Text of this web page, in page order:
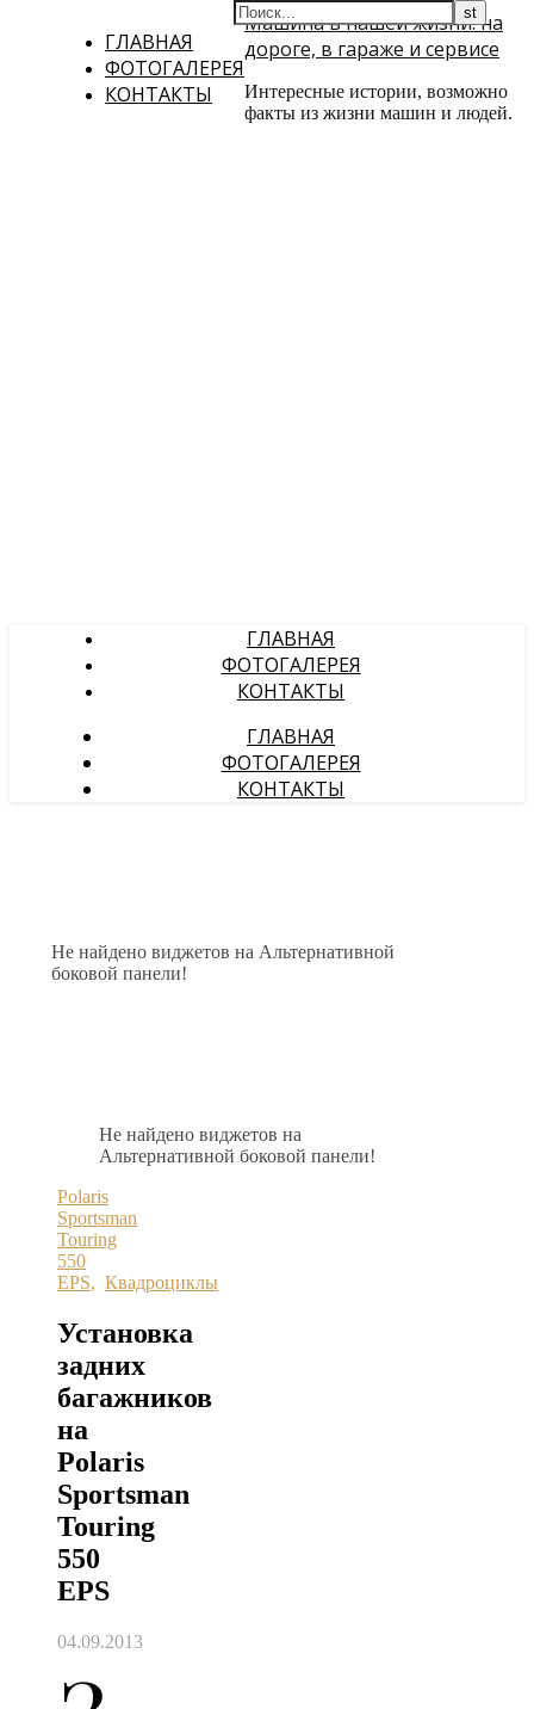
ГЛАВНАЯ
ФОТОГАЛЕРЕЯ
КОНТАКТЫ
Машина в нашей жизни: на
дороге, в гараже и сервисе
Интересные истории, возможно
факты из жизни машин и людей.
ГЛАВНАЯ
ФОТОГАЛЕРЕЯ
КОНТАКТЫ
ГЛАВНАЯ
ФОТОГАЛЕРЕЯ
КОНТАКТЫ
Не найдено виджетов на Альтернативной
боковой панели!
Не найдено виджетов на
Альтернативной боковой панели!
Polaris
Sportsman
Touring
550
EPS, Квадроциклы
Установка
задних
багажников
на
Polaris
Sportsman
Touring
550
EPS
04.09.2013